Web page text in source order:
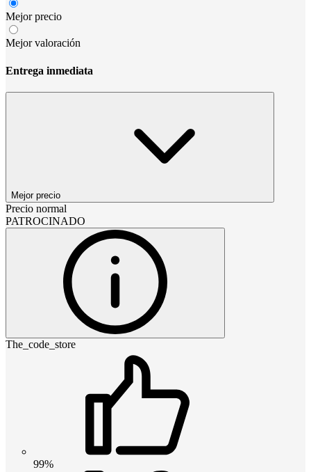
Mejor precio
Mejor valoración
Entrega inmediata
Mejor precio
Precio normal
PATROCINADO
The_code_store
99%